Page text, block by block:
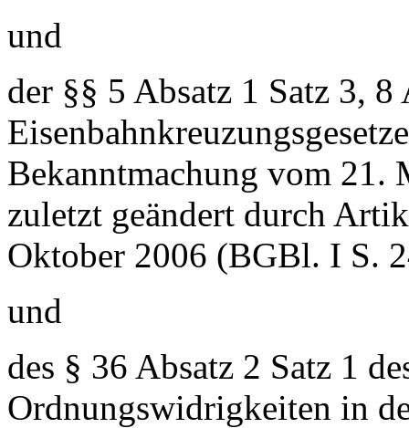
und
der §§ 5 Absatz 1 Satz 3, 8
Bekanntmachung vom
zuletzt geändert durch
Oktober 2006 (BGBl. I S.
und
des § 36 Absatz 2 Satz 1
Ordnungswidrigkeiten in